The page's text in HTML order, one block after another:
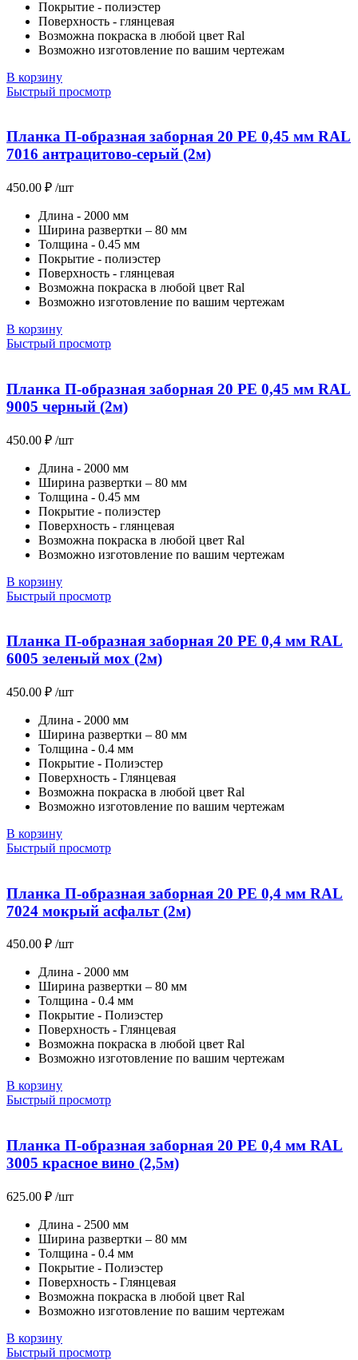
Покрытие - полиэстер
Поверхность - глянцевая
Возможна покраска в любой цвет Ral
Возможно изготовление по вашим чертежам
В корзину
Быстрый просмотр
Планка П-образная заборная 20 PE 0,45 мм RAL
7016 антрацитово-серый (2м)
450.00 ₽ /шт
Длина - 2000 мм
Ширина развертки – 80 мм
Толщина - 0.45 мм
Покрытие - полиэстер
Поверхность - глянцевая
Возможна покраска в любой цвет Ral
Возможно изготовление по вашим чертежам
В корзину
Быстрый просмотр
Планка П-образная заборная 20 PE 0,45 мм RAL
9005 черный (2м)
450.00 ₽ /шт
Длина - 2000 мм
Ширина развертки – 80 мм
Толщина - 0.45 мм
Покрытие - полиэстер
Поверхность - глянцевая
Возможна покраска в любой цвет Ral
Возможно изготовление по вашим чертежам
В корзину
Быстрый просмотр
Планка П-образная заборная 20 PE 0,4 мм RAL
6005 зеленый мох (2м)
450.00 ₽ /шт
Длина - 2000 мм
Ширина развертки – 80 мм
Толщина - 0.4 мм
Покрытие - Полиэстер
Поверхность - Глянцевая
Возможна покраска в любой цвет Ral
Возможно изготовление по вашим чертежам
В корзину
Быстрый просмотр
Планка П-образная заборная 20 PE 0,4 мм RAL
7024 мокрый асфальт (2м)
450.00 ₽ /шт
Длина - 2000 мм
Ширина развертки – 80 мм
Толщина - 0.4 мм
Покрытие - Полиэстер
Поверхность - Глянцевая
Возможна покраска в любой цвет Ral
Возможно изготовление по вашим чертежам
В корзину
Быстрый просмотр
Планка П-образная заборная 20 PE 0,4 мм RAL
3005 красное вино (2,5м)
625.00 ₽ /шт
Длина - 2500 мм
Ширина развертки – 80 мм
Толщина - 0.4 мм
Покрытие - Полиэстер
Поверхность - Глянцевая
Возможна покраска в любой цвет Ral
Возможно изготовление по вашим чертежам
В корзину
Быстрый просмотр